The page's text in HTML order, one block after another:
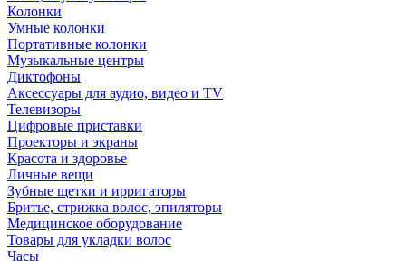
Колонки
Умные колонки
Портативные колонки
Музыкальные центры
Диктофоны
Аксессуары для аудио, видео и TV
Телевизоры
Цифровые приставки
Проекторы и экраны
Красота и здоровье
Личные вещи
Зубные щетки и ирригаторы
Бритье, стрижка волос, эпиляторы
Медицинское оборудование
Товары для укладки волос
Часы